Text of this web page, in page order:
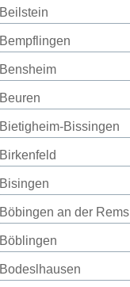
Beilstein
Bempflingen
Bensheim
Beuren
Bietigheim-Bissingen
Birkenfeld
Bisingen
Böbingen an der Rems
Böblingen
Bodeslhausen